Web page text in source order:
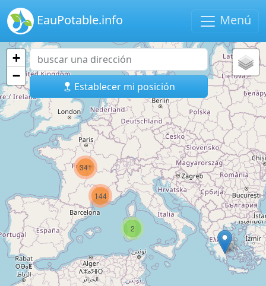
EauPotable.info Menú
Establecer mi posición
2
144
341
+
−